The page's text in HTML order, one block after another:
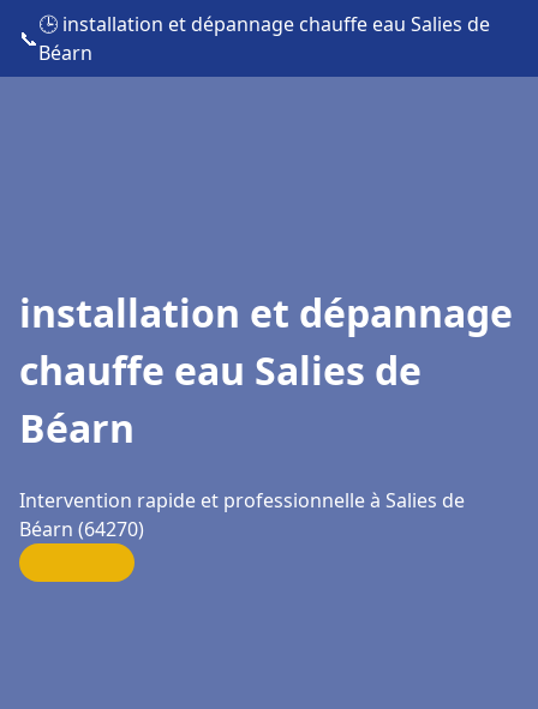
📞
🕒 installation et dépannage chauffe eau Salies de
Béarn
installation et dépannage
chauffe eau Salies de
Béarn
Intervention rapide et professionnelle à Salies de
Béarn (64270)